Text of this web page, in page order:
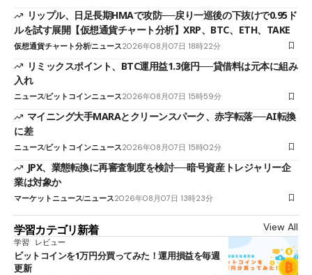
リップル、日足長期HMAで攻防──戻り一巡後の下抜けで0.95ド
ルを試す展開【仮想通貨チャート分析】XRP、BTC、ETH、TAKE
仮想通貨チャート分析ニュース2026年08月07日 18時22分
リミックスポイント、BTC運用益1.3億円──貸借料は元本に組み
入れ
ニュースビットコインニュース2026年08月07日 15時59分
マイニング大手MARAとクリーンスパーク、赤字転落──AI転換
に差
ニュースビットコインニュース2026年08月07日 15時02分
JPX、業態転換に再審査制度を検討──暗号資産トレジャリー企
業は対象か
マーケットニュースニュース2026年08月07日 13時23分
学習カテゴリ新着 View All
学習 レビュー
ビットコインを1万円分買ってみた！運用損益を毎週
更新